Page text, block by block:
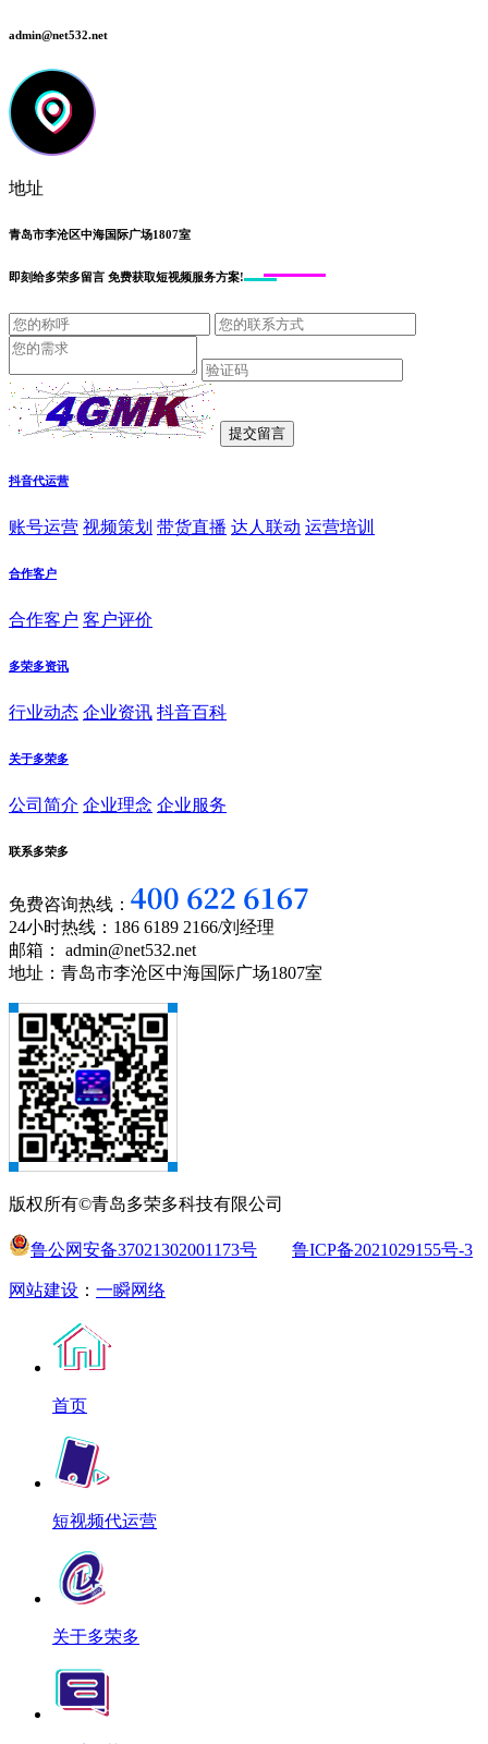
admin@net532.net
地址
青岛市李沧区中海国际广场1807室
即刻给多荣多留言 免费获取短视频服务方案!
抖音代运营
账号运营 视频策划 带货直播 达人联动 运营培训
合作客户
合作客户 客户评价
多荣多资讯
行业动态 企业资讯 抖音百科
关于多荣多
公司简介 企业理念 企业服务
联系多荣多
免费咨询热线：
24小时热线：186 6189 2166/刘经理
邮箱： admin@net532.net
地址：青岛市李沧区中海国际广场1807室
版权所有©青岛多荣多科技有限公司
鲁公网安备37021302001173号 鲁ICP备2021029155号-3
网站建设 ： 一瞬网络
首页
短视频代运营
关于多荣多